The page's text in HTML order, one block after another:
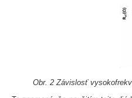
Obr. 2 Závislosť